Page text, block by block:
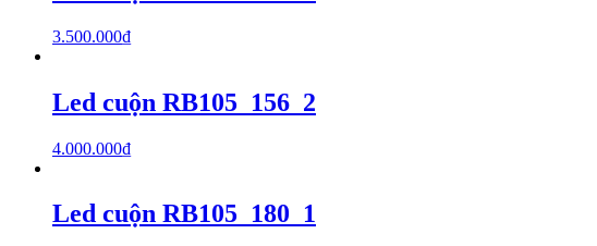
3.500.000₫
Led cuộn RB105_156_2
4.000.000₫
Led cuộn RB105_180_1